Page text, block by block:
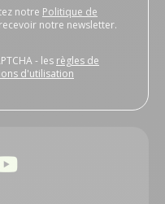
notre Politique de
notre newsletter.
- les règles de
d'utilisation